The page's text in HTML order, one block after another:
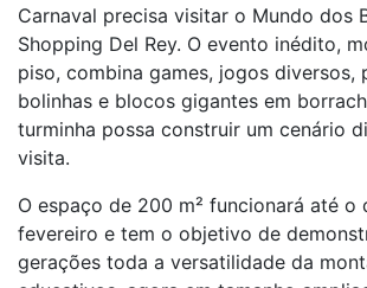
Carnaval precisa visitar o Mundo dos
Shopping Del Rey. O evento inédito,
piso, combina games, jogos diversos,
bolinhas e blocos gigantes em
turminha possa construir um cenário
visita.
O espaço de 200 m² funcionará até o
fevereiro e tem o objetivo de
gerações toda a versatilidade da